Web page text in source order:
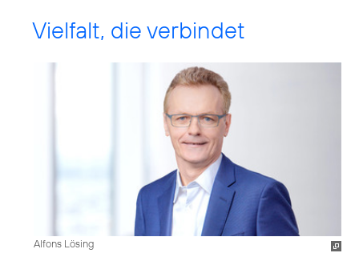
Vielfalt, die verbindet
Alfons Lösing